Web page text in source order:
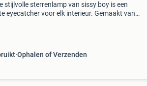
stijlvolle sterrenlamp van sissy boy is een
eyecatcher voor elk interieur. Gemaakt van
Ophalen of Verzenden